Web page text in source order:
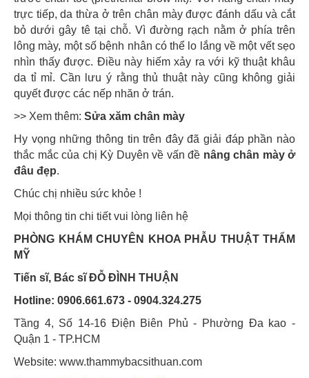
trực tiếp, da thừa ở trên chân mày được đánh dấu và cắt
bỏ dưới gây tê tại chỗ. Vì đường rạch nằm ở phía trên
lông mày, một số bệnh nhân có thể lo lắng về một vết sẹo
nhìn thấy được. Điều này hiếm xảy ra với kỹ thuật khâu
da tỉ mỉ. Cần lưu ý rằng thủ thuật này cũng không giải
quyết được các nếp nhăn ở trán.
>> Xem thêm: Sửa xăm chân mày
Hy vọng những thông tin trên đây đã giải đáp phần nào
thắc mắc của chị Kỳ Duyên về vấn đề nâng chân mày ở
đâu đẹp.
Chúc chị nhiều sức khỏe !
Mọi thông tin chi tiết vui lòng liên hệ
PHÒNG KHÁM CHUYÊN KHOA PHẪU THUẬT THẨM
MỸ
Tiến sĩ, Bác sĩ ĐỖ ĐÌNH THUẬN
Hotline: 0906.661.673 - 0904.324.275
Tầng 4, Số 14-16 Điện Biên Phủ - Phường Đa kao -
Quận 1 - TP.HCM
Website: www.thammybacsithuan.com